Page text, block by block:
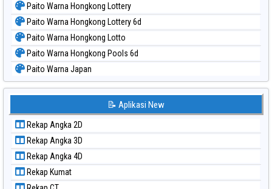
Paito Warna Hongkong Lottery
Paito Warna Hongkong Lottery 6d
Paito Warna Hongkong Lotto
Paito Warna Hongkong Pools 6d
Paito Warna Japan
Paito Warna Japan 6d
Paito Warna Kuda Lari
Paito Warna Magnum Cambodia
Paito Warna Nagoya
Paito Warna New York Midday
Paito Warna North Carolina Day
📝 Aplikasi New
Rekap Angka 2D
Rekap Angka 3D
Rekap Angka 4D
Rekap Kumat